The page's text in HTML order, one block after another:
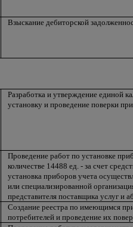
Взыскание дебиторской
Разработка и утверждение единой
установку и проведение поверки
Проведение работ по установке
количестве 14488 ед. - за счет
установка приборов учета
или специализированной
представителя поставщика услуг и
Создание реестра по имеющимся
потребителей и проведение их